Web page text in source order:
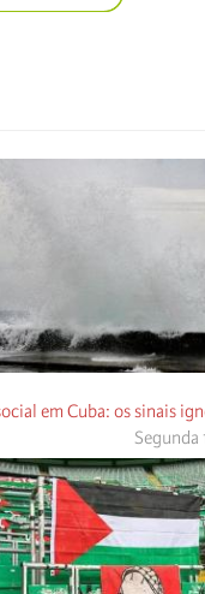
em Cuba: os sinais
Segunda